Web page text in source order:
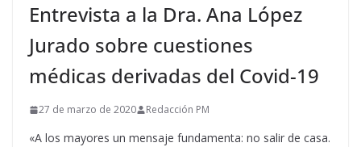
Entrevista a la Dra. Ana López
Jurado sobre cuestiones
médicas derivadas del Covid-19
27 de marzo de 2020 Redacción PM
«A los mayores un mensaje fundamenta: no salir de casa.